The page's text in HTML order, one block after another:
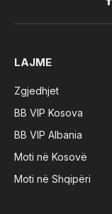
LAJME
Zgjedhjet
BB VIP Kosova
BB VIP Albania
Moti në Kosovë
Moti në Shqipëri